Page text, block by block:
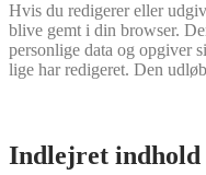
Hvis du redigerer eller
blive gemt i din browser.
personlige data og opgiver
lige har redigeret. Den
Indlejret indhold